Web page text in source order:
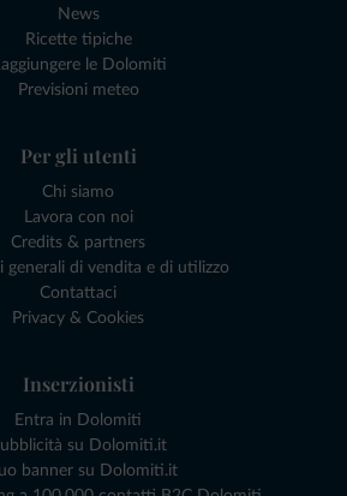
News
Ricette tipiche
le Dolomiti
Previsioni meteo
Per gli utenti
Chi siamo
Lavora con noi
Credits & partners
generali di vendita e di utilizzo
Contattaci
Privacy & Cookies
Inserzionisti
Entra in Dolomiti
su Dolomiti.it
banner su Dolomiti.it